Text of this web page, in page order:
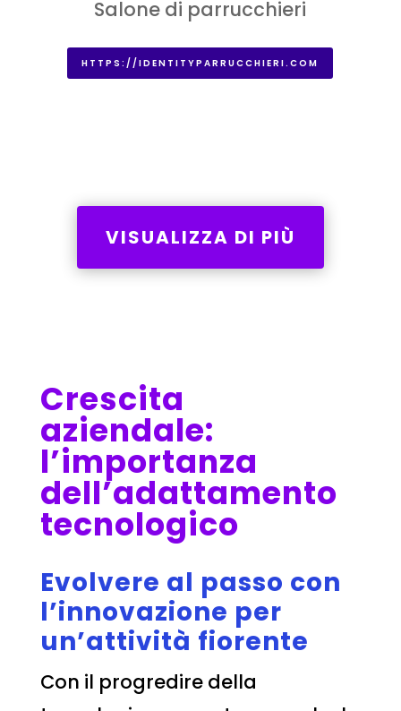
Salone di parrucchieri
HTTPS://IDENTITYPARRUCCHIERI.COM
VISUALIZZA DI PIÙ
Crescita
aziendale:
l’importanza
dell’adattamento
tecnologico
Evolvere al passo con
l’innovazione per
un’attività fiorente
Con il progredire della